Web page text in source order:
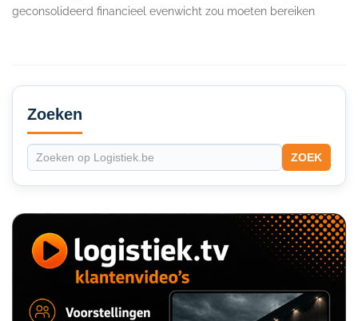
geconsolideerd financieel evenwicht zou moeten bereiken
Secondary
Sidebar
Zoeken
ZOEK